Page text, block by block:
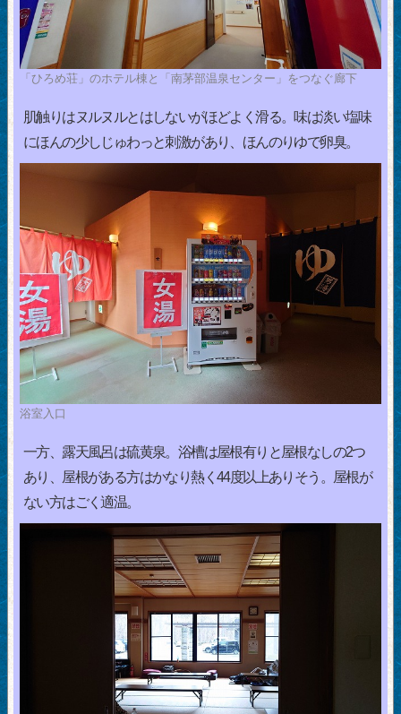
「ひろめ荘」のホテル棟と「南茅部温泉センター」をつなぐ廊下
肌触りはヌルヌルとはしないがほどよく滑る。味は淡い塩味
にほんの少しじゅわっと刺激があり、ほんのりゆで卵臭。
浴室入口
一方、露天風呂は硫黄泉。浴槽は屋根有りと屋根なしの2つ
あり、屋根がある方はかなり熱く44度以上ありそう。屋根が
ない方はごく適温。